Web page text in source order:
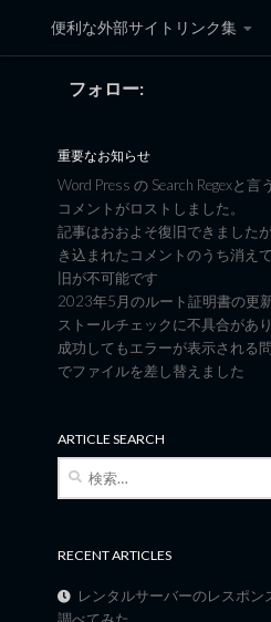
コンテンツへスキップ
便利な外部サイトリンク集
黒翼猫の
フォロー:
重要なお知らせ
Word Press の Search Regexと言
コメントがロストしました。
記事はおおよそ復旧できましたが
き込まれたコメントのうち消え
旧が不可能です
2023年5月のルート証明書の更
ストールチェックに不具合があ
成功してもエラーが表示される
でファイルを差し替えました
ARTICLE SEARCH
RECENT ARTICLES
レンタルサーバーのレスポン